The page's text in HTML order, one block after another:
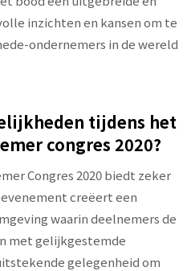
inzichten en kansen om te
ondernemers in de wereld
tijdens het
congres 2020?
Congres 2020 biedt zeker
creëert een
waarin deelnemers de
met gelijkgestemde
gelegenheid om